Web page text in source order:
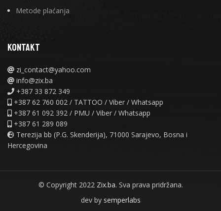
Metode plaćanja
KONTAKT
zi_contact@yahoo.com
info@zix.ba
+387 33 872 349
+387 62 760 002 / TATTOO / Viber / Whatsapp
+387 61 092 392 / PMU / Viber / Whatsapp
+387 61 289 089
Terezija bb (P.G. Skenderija), 71000 Sarajevo, Bosna i
Hercegovina
© Copyright 2022 Zix.ba. Sva prava pridržana.
dev by semperlabs